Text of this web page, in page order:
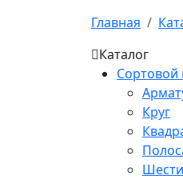
Главная
Каталог
Сортовой
Круг